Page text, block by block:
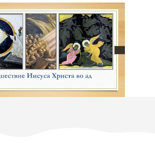
Современная кухня с
открытой
планировкой
Кухня стала не только
местом приготовления
пищи, но и центром
семейных встреч в этой
современной кухне с